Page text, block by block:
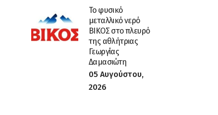
Το φυσικό
μεταλλικό νερό
ΒΙΚΟΣ στο πλευρό
της αθλήτριας
Γεωργίας
Δαμασιώτη
05 Αυγούστου,
2026